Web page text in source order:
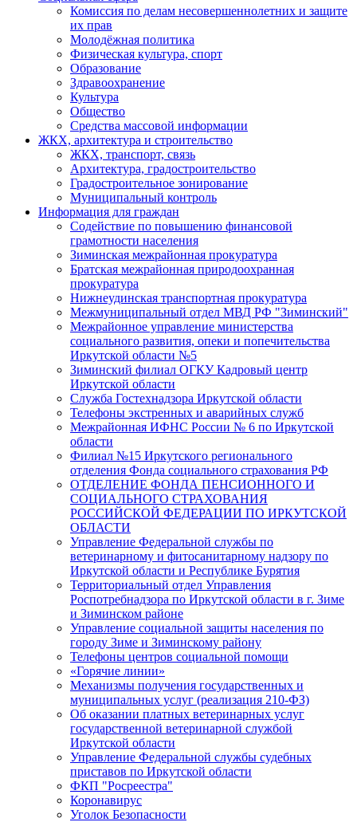
Комиссия по делам несовершеннолетних и защите
их прав
Молодёжная политика
Физическая культура, спорт
Образование
Здравоохранение
Культура
Общество
Средства массовой информации
ЖКХ, архитектура и строительство
ЖКХ, транспорт, связь
Архитектура, градостроительство
Градостроительное зонирование
Муниципальный контроль
Информация для граждан
Содействие по повышению финансовой
грамотности населения
Зиминская межрайонная прокуратура
Братская межрайонная природоохранная
прокуратура
Нижнеудинская транспортная прокуратура
Межмуниципальный отдел МВД РФ "Зиминский"
Межрайонное управление министерства
социального развития, опеки и попечительства
Иркутской области №5
Зиминский филиал ОГКУ Кадровый центр
Иркутской области
Служба Гостехнадзора Иркутской области
Телефоны экстренных и аварийных служб
Межрайонная ИФНС России № 6 по Иркутской
области
Филиал №15 Иркутского регионального
отделения Фонда социального страхования РФ
ОТДЕЛЕНИЕ ФОНДА ПЕНСИОННОГО И
СОЦИАЛЬНОГО СТРАХОВАНИЯ
РОССИЙСКОЙ ФЕДЕРАЦИИ ПО ИРКУТСКОЙ
ОБЛАСТИ
Управление Федеральной службы по
ветеринарному и фитосанитарному надзору по
Иркутской области и Республике Бурятия
Территориальный отдел Управления
Роспотребнадзора по Иркутской области в г. Зиме
и Зиминском районе
Управление социальной защиты населения по
городу Зиме и Зиминскому району
Телефоны центров социальной помощи
«Горячие линии»
Механизмы получения государственных и
муниципальных услуг (реализация 210-ФЗ)
Об оказании платных ветеринарных услуг
государственной ветеринарной службой
Иркутской области
Управление Федеральной службы судебных
приставов по Иркутской области
ФКП "Росреестра"
Коронавирус
Уголок Безопасности